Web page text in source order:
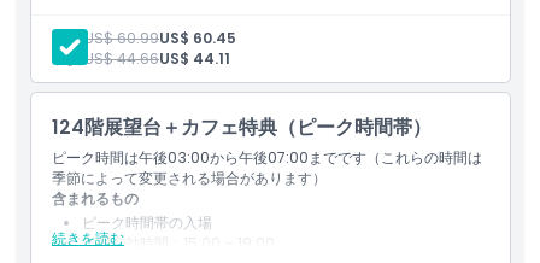
注意事項
キャンセルポリシー
時間は季節により変更される場合があります
大人: US$ 60.99US$ 60.45
子供:
US$ 44.66US$ 44.11
124階展望台＋カフェ特典（ピーク時間帯）
ピーク時間は午後03:00から午後07:00までです（これらの時間は
季節によって変更される場合があります）
続きを読む
含まれるもの
ピーク時間帯の入場
入場有効時間：15:00 – 19:00